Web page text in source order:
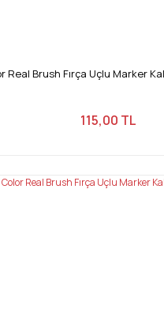
Real Brush Fırça Uçlu Marker
115,00 TL